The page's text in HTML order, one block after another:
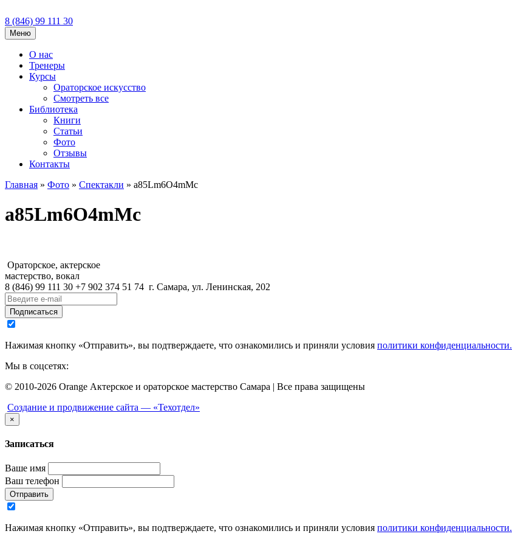
8 (846) 99 111 30
Меню
О нас
Тренеры
Курсы
Ораторское искусство
Смотреть все
Библиотека
Книги
Статьи
Фото
Отзывы
Контакты
Главная » Фото » Спектакли » a85Lm6O4mMc
a85Lm6O4mMc
Ораторское, актерское
мастерство, вокал
8 (846) 99 111 30 +7 902 374 51 74 г. Самара, ул. Ленинская, 202
Подписаться
Нажимая кнопку «Отправить», вы подтверждаете, что ознакомились и приняли условия политики конфиденциальности.
Мы в соцсетях:
© 2010-2026 Orange Актерское и ораторское мастерство Самара | Все права защищены
Создание и продвижение сайта — «Техотдел»
×
Записаться
Ваше имя
Ваш телефон
Отправить
Нажимая кнопку «Отправить», вы подтверждаете, что ознакомились и приняли условия политики конфиденциальности.